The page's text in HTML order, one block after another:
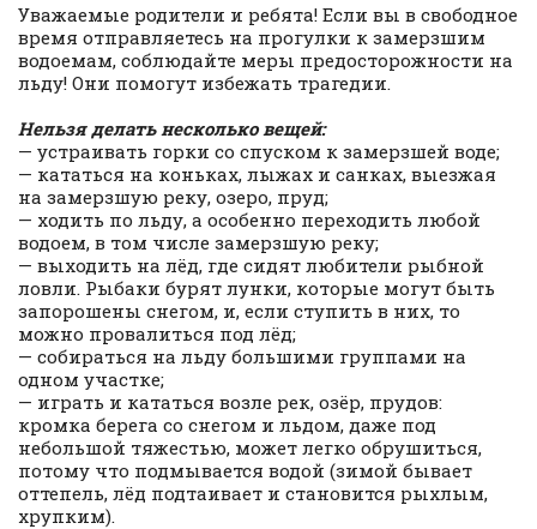
Уважаемые родители и ребята! Если вы в свободное
время отправляетесь на прогулки к замерзшим
водоемам, соблюдайте меры предосторожности на
льду! Они помогут избежать трагедии.
Нельзя делать несколько вещей:
— устраивать горки со спуском к замерзшей воде;
— кататься на коньках, лыжах и санках, выезжая
на замерзшую реку, озеро, пруд;
— ходить по льду, а особенно переходить любой
водоем, в том числе замерзшую реку;
— выходить на лёд, где сидят любители рыбной
ловли. Рыбаки бурят лунки, которые могут быть
запорошены снегом, и, если ступить в них, то
можно провалиться под лёд;
— собираться на льду большими группами на
одном участке;
— играть и кататься возле рек, озёр, прудов:
кромка берега со снегом и льдом, даже под
небольшой тяжестью, может легко обрушиться,
потому что подмывается водой (зимой бывает
оттепель, лёд подтаивает и становится рыхлым,
хрупким).